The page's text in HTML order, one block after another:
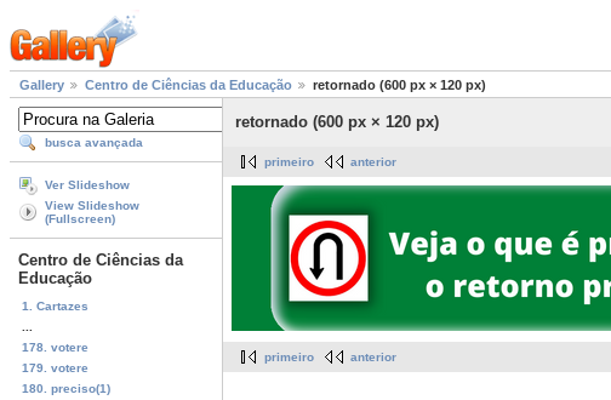
Gallery Centro de Ciências da Educação retornado (600 px × 120 px)
busca avançada
Ver Slideshow
View Slideshow
(Fullscreen)
Centro de Ciências da
Educação
1. Cartazes
178. votere
179. votere
180. preciso(1)
retornado (600 px × 120 px)
primeiro anterior
primeiro anterior